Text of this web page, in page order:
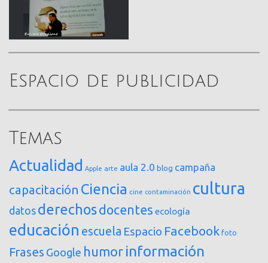
Espacio de publicidad
Temas
Actualidad Apple arte aula 2.0 blog campaña
capacitación Ciencia cine contaminación cultura
datos derechosdocentes ecología
educación escuela Espacio Facebook foto
Frases Google humor información